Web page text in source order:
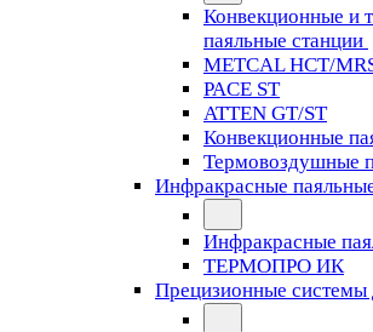
Конвекционные и
паяльные станции
METCAL HCT/
PACE ST
ATTEN GT/ST
Конвекционные
Термовоздушные
Инфракрасные
Инфракрасные
ТЕРМОПРО ИК
Прецизионные системы